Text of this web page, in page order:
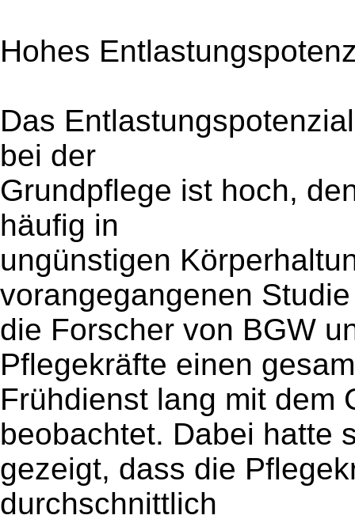
Hohes
Das
bei der
Grundpflege ist hoch,
häufig in
ungünstigen
vorangegangenen
die Forscher von BGW
Pflegekräfte einen
Frühdienst lang mit dem
beobachtet. Dabei hatte
gezeigt, dass die
durchschnittlich